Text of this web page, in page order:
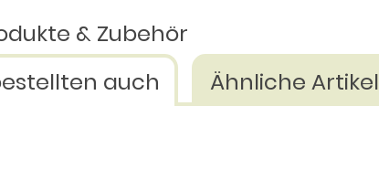
& Zubehör
auch
Ähnliche Artikel